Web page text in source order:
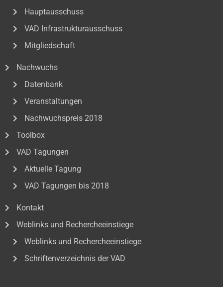
Hauptausschuss
VAD Infrastrukturausschuss
Mitgliedschaft
Nachwuchs
Datenbank
Veranstaltungen
Nachwuchspreis 2018
Toolbox
VAD Tagungen
Aktuelle Tagung
VAD Tagungen bis 2018
Kontakt
Weblinks und Rechercheeinstiege
Weblinks und Rechercheeinstiege
Schriftenverzeichnis der VAD